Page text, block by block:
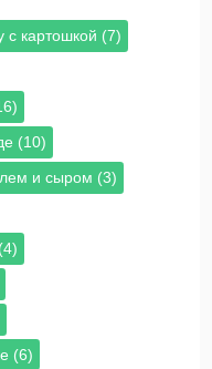
с картошкой (7)
(10)
и сыром (3)
(6)